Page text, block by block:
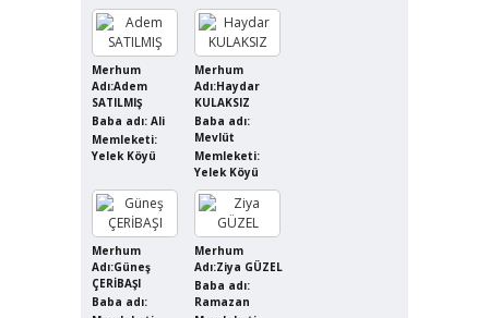
Merhum
Adı:Adem
SATILMIŞ
Baba adı: Ali
Memleketi:
Yelek Köyü
Merhum
Adı:Haydar
KULAKSIZ
Baba adı:
Mevlüt
Memleketi:
Yelek Köyü
Merhum
Adı:Güneş
ÇERİBAŞI
Baba adı:
Merhum
Adı:Ziya GÜZEL
Baba adı:
Ramazan